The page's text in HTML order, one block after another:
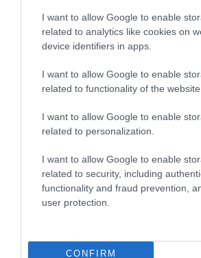
I want to allow Google to enable
related to analytics like cookies on
device identifiers in apps.
I want to allow Google to enable
related to functionality of the website
I want to allow Google to enable
related to personalization.
I want to allow Google to enable
related to security, including
functionality and fraud prevention,
user protection.
CONFIRM
Cassini-programjának
A mostani villanás hasonlít azokra,
többször is rögzítettek a Jupiter
egyelőre nem erősítette meg az
hamarosan sikerül igazolni:
valóban láthattuk az első
aszteroidabecsapódást a
Olvasd el ezt is!
Fény derült a